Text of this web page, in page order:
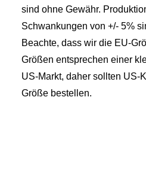
sind ohne Gewähr.
Schwankungen von +/- 5%
Beachte, dass wir die EU-
Größen entsprechen einer
US-Markt, daher sollten US-
Größe bestellen.